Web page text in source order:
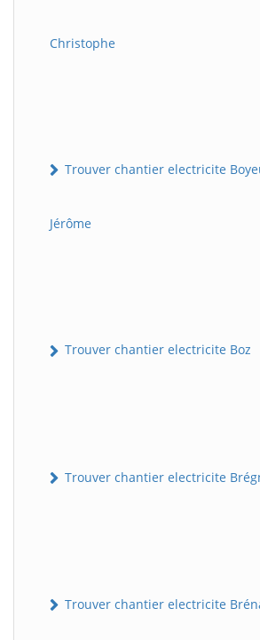
Christophe
Trouver chantier electricite
Jérôme
Trouver chantier electricite Boz
Trouver chantier electricite
Trouver chantier electricite